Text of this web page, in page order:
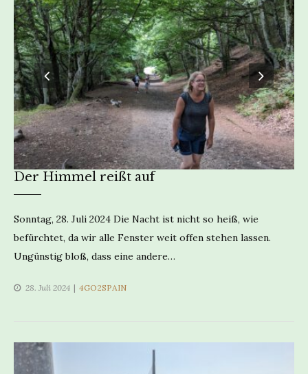
Der Himmel reißt auf
Sonntag, 28. Juli 2024 Die Nacht ist nicht so heiß, wie
befürchtet, da wir alle Fenster weit offen stehen lassen.
Ungünstig bloß, dass eine andere…
28. Juli 2024 CATEGORIES
4GO2SPAIN